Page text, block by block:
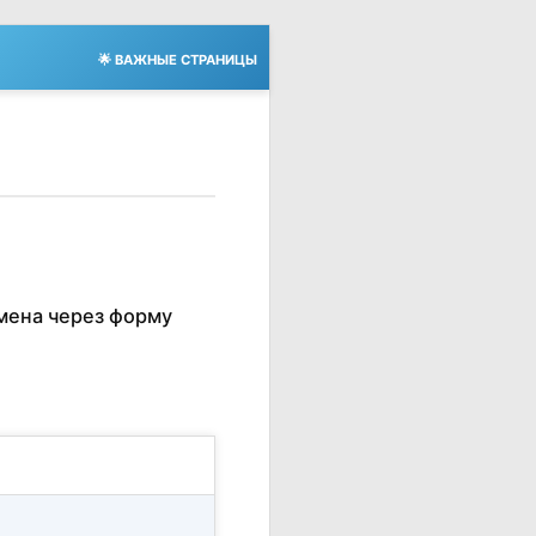
🌟 ВАЖНЫЕ СТРАНИЦЫ
через форму